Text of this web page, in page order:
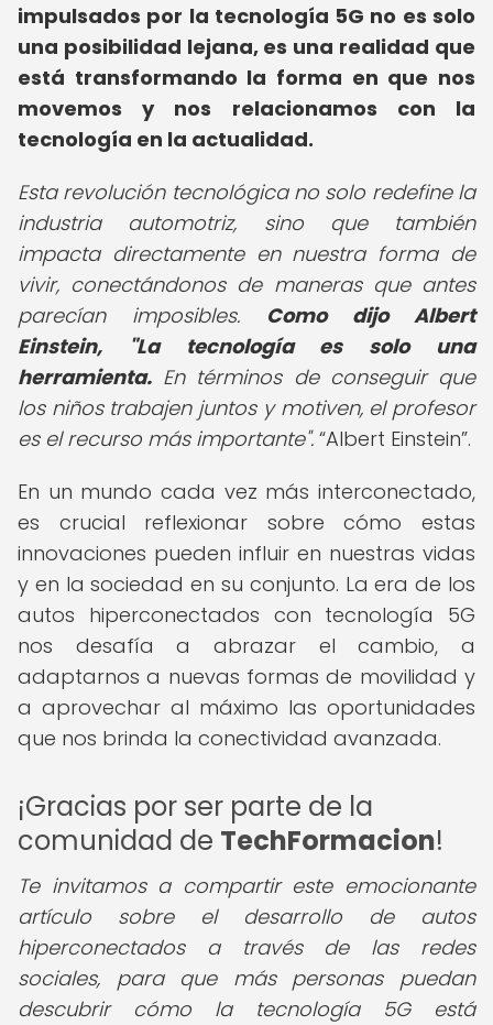
impulsados por la tecnología 5G no es solo
una posibilidad lejana, es una realidad que
está transformando la forma en que nos
movemos y nos relacionamos con la
tecnología en la actualidad.
Esta revolución tecnológica no solo redefine la
industria automotriz, sino que también
impacta directamente en nuestra forma de
vivir, conectándonos de maneras que antes
parecían imposibles. Como dijo Albert
Einstein, "La tecnología es solo una
herramienta. En términos de conseguir que
los niños trabajen juntos y motiven, el profesor
es el recurso más importante". Albert Einstein .
En un mundo cada vez más interconectado,
es crucial reflexionar sobre cómo estas
innovaciones pueden influir en nuestras vidas
y en la sociedad en su conjunto. La era de los
autos hiperconectados con tecnología 5G
nos desafía a abrazar el cambio, a
adaptarnos a nuevas formas de movilidad y
a aprovechar al máximo las oportunidades
que nos brinda la conectividad avanzada.
¡Gracias por ser parte de la
comunidad de TechFormacion!
Te invitamos a compartir este emocionante
artículo sobre el desarrollo de autos
hiperconectados a través de las redes
sociales, para que más personas puedan
descubrir cómo la tecnología 5G está